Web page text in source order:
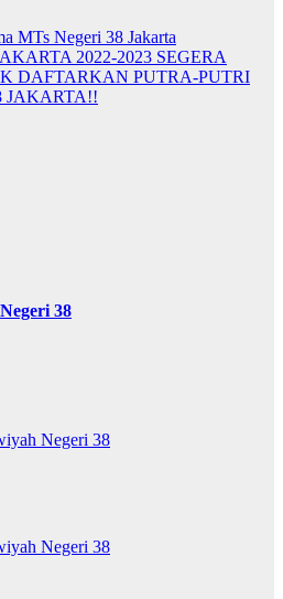
MTs Negeri 38 Jakarta
2022-2023 SEGERA
DAFTARKAN PUTRA-PUTRI
JAKARTA!!
38
Negeri 38
Negeri 38